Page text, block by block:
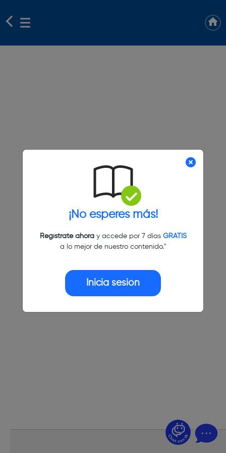
¡No esperes más!
Regístrate ahoray accede por 7 días GRATIS
a lo mejor de nuestro contenido."
Inicia sesión